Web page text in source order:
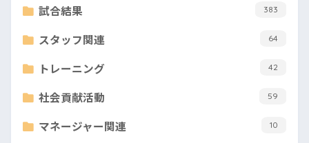
試合結果 383
スタッフ関連 64
トレーニング 42
社会貢献活動 59
マネージャー関連 10